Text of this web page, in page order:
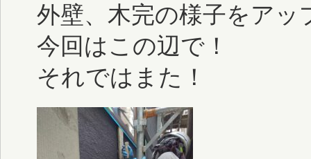
外壁、木完の様子をア
今回はこの辺で！
それではまた！